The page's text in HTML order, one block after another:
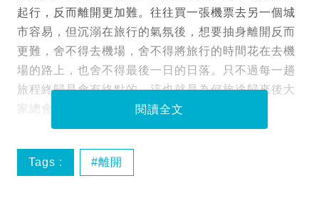
起行，反而離開更加難。往往買一張機票去另一個城
市容易，但沉溺在旅行的氣氛後，想要抽身離開反而
更難，舍不得去機場，舍不得將旅行的時間花在去機
場的路上，也舍不得最後一日的日落。只不過每一趟
旅程終歸是會有終點的，這也就是為何旅途歸來後大
家總會出現旅行後遺症。閱讀全文
Tags : 離開